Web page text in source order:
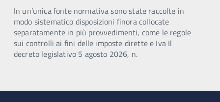
In un’unica fonte normativa sono state raccolte in
modo sistematico disposizioni finora collocate
separatamente in più provvedimenti, come le regole
sui controlli ai fini delle imposte dirette e Iva Il
decreto legislativo 5 agosto 2026, n.